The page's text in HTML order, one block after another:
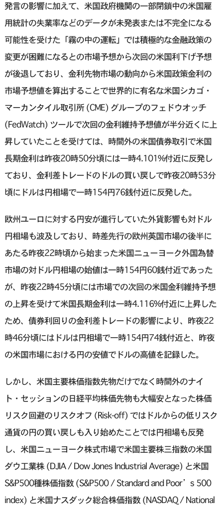
発言の影響に加えて、米国政府機関の一部閉鎖中の米国雇
用統計の失業率などのデータが未発表または不完全になる
可能性を受けた「霧の中の運転」では積極的な金融政策の
変更が困難になるとの市場予想から次回の米国利下げ予想
が後退しており、金利先物市場の動向から米国政策金利の
市場予想値を算出することで世界的に有名な米国シカゴ・
マーカンタイル取引所 (CME) グループのフェドウオッチ
(FedWatch) ツールで次回の金利維持予想値が半分近くに上
昇していたことを受けては、時間外の米国債券取引で米国
長期金利は昨夜20時50分頃には一時4.101%付近に反発し
ており、金利差トレードのドルの買い戻しで昨夜20時53分
頃にドルは円相場で一時154円76銭付近に反発した。
欧州ユーロに対する円安が進行していた外貨影響も対ドル
円相場も波及しており、時差先行の欧州英国市場の後半に
あたる昨夜22時頃から始まった米国ニューヨーク外国為替
市場の対ドル円相場の始値は一時154円60銭付近であった
が、昨夜22時45分頃には市場での次回の米国金利維持予想
の上昇を受けて米国長期金利は一時4.116%付近に上昇した
ため、債券利回りの金利差トレードの影響により、昨夜22
時46分頃にはドルは円相場で一時154円74銭付近と、昨夜
の米国市場における円の安値でドルの高値を記録した。
しかし、米国主要株価指数先物だけでなく時間外のナイ
ト・セッションの日経平均株価先物も大幅安となった株価
リスク回避のリスクオフ (Risk-off) ではドルからの低リスク
通貨の円の買い戻しも入り始めたことでは円相場も反発
し、米国ニューヨーク株式市場で米国主要株三指数の米国
ダウ工業株 (DJIA / Dow Jones Industrial Average) と米国
S&P500種株価指数 (S&P500 / Standard and Poor’s 500
index) と米国ナスダック総合株価指数 (NASDAQ / National